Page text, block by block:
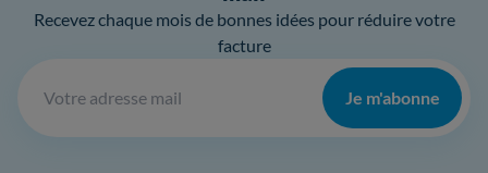
Recevez chaque mois de bonnes idées pour réduire votre
facture
Je m'abonne